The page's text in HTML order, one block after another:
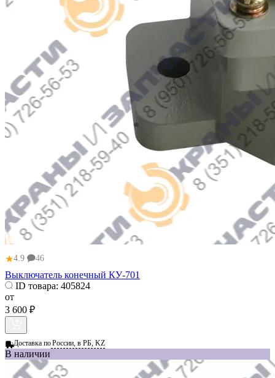
★4.9 46
Выключатель конечный КУ-701
ID товара: 405824
от
3 600 ₽
Доставка поРоссии, в РБ, KZ
В наличии